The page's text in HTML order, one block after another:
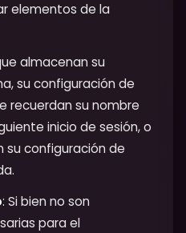
elementos de la
almacenan su
su configuración de
recuerdan su nombre
inicio de sesión, o
su configuración de
: Si bien no son
para el